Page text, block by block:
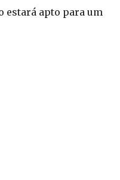
estará apto para um